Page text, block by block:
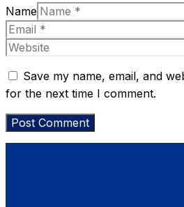
Name
Save my name, email, and
for the next time I comment.